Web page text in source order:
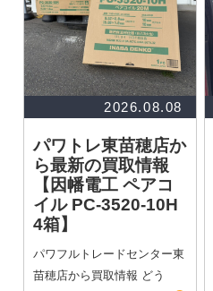
その他建築資材(113)
半端電線(40)
マイナーケーブル(13)
CVTケーブル(8)
(25)
同軸ケーブル(11)
エコケーブル(3)
2026.08.08
パワトレ東苗穂店か
ら最新の買取情報
【因幡電工 ペアコ
イル PC-3520-10H
4箱】
パワフルトレードセンター東
苗穂店から買取情報 どう